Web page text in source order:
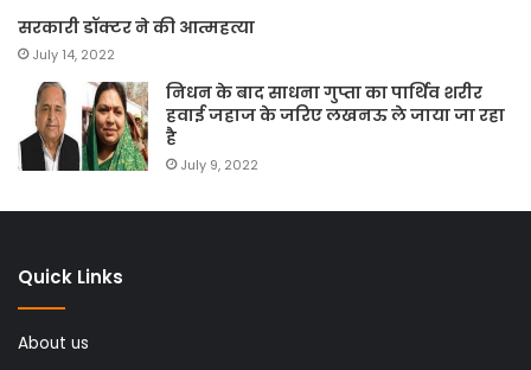
सरकारी डॉक्टर ने की आत्महत्या
July 14, 2022
निधन के बाद साधना गुप्ता का पार्थिव शरीर
हवाई जहाज के जरिए लखनऊ ले जाया जा रहा
है
July 9, 2022
Quick Links
About us